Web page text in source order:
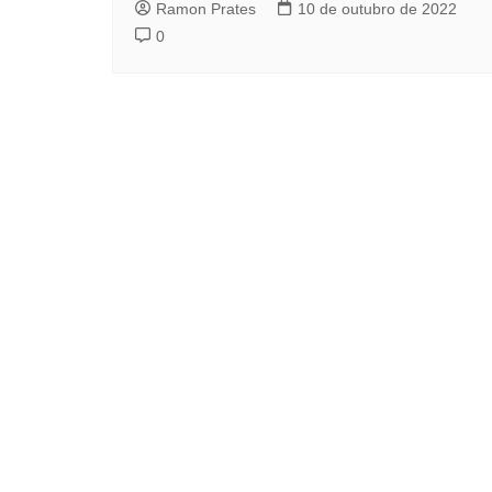
Ramon Prates
10 de outubro de 2022
0